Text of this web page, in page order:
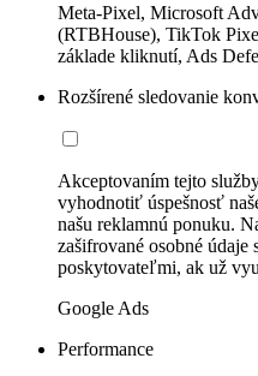
Meta-Pixel, Microsoft
(RTBHouse), TikTok
základe kliknutí, Ads
Rozšírené sledovanie
Akceptovaním tejto
vyhodnotiť úspešnosť
našu reklamnú ponuku.
zašifrované osobné
poskytovateľmi, ak už
Google Ads
Performance